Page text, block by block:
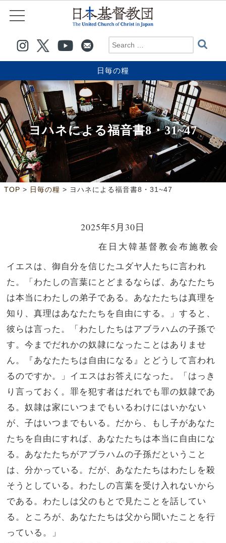
日毎の糧
ヨハネによる福音書8・31~47
TOP > 日毎の糧 > ヨハネによる福音書8・31~47
2025年5月30日
在日大韓基督教会布施教会
イエスは、御自分を信じたユダヤ人たちに言われ
た。「わたしの言葉にとどまるならば、あなたたち
は本当にわたしの弟子である。 あなたたちは真理を
知り、真理はあなたたちを自由にする。」すると、
彼らは言った。「わたしたちはアブラハムの子孫で
す。今までだれかの奴隷になったことはありませ
ん。『あなたたちは自由になる』とどうして言われ
るのですか。」 イエスはお答えになった。「はっき
り言っておく。罪を犯す者はだれでも罪の奴隷であ
る。奴隷は家にいつまでもいるわけにはいかない
が、子はいつまでもいる。 だから、もし子があなた
たちを自由にすれば、あなたたちは本当に自由にな
る。 あなたたちがアブラハムの子孫だということ
は、分かっている。だが、あなたたちはわたしを殺
そうとしている。わたしの言葉を受け入れないから
である。 わたしは父のもとで見たことを話してい
る。ところが、あなたたちは父から聞いたことを行
っている。」